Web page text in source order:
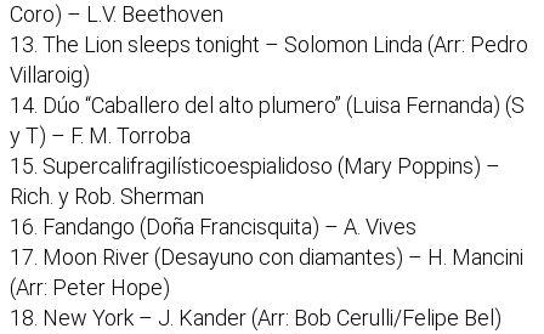
Coro) – L.V. Beethoven
13. The Lion sleeps tonight – Solomon Linda (Arr: Pedro
Villaroig)
14. Dúo “Caballero del alto plumero” (Luisa Fernanda) (S
y T) – F. M. Torroba
15. Supercalifragilísticoespialidoso (Mary Poppins) –
Rich. y Rob. Sherman
16. Fandango (Doña Francisquita) – A. Vives
17. Moon River (Desayuno con diamantes) – H. Mancini
(Arr: Peter Hope)
18. New York – J. Kander (Arr: Bob Cerulli/Felipe Bel)